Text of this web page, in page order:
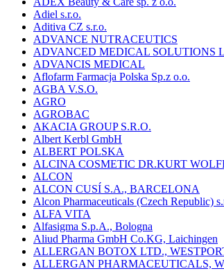
Adiel s.r.o.
Aditiva CZ s.r.o.
ADVANCE NUTRACEUTICS
ADVANCED MEDICAL SOLUTIONS
ADVANCIS MEDICAL
Aflofarm Farmacja Polska Sp.z o.o.
AGBA V.S.O.
AGRO
AGROBAC
AKACIA GROUP S.R.O.
Albert Kerbl GmbH
ALBERT POLSKA
ALCINA COSMETIC DR.KURT
ALCON
ALCON CUSÍ S.A., BARCELONA
Alcon Pharmaceuticals (Czech Republic)
ALFA VITA
Alfasigma S.p.A., Bologna
Aliud Pharma GmbH Co.KG, Laichingen
ALLERGAN BOTOX LTD.,
ALLERGAN PHARMACEUTICALS,